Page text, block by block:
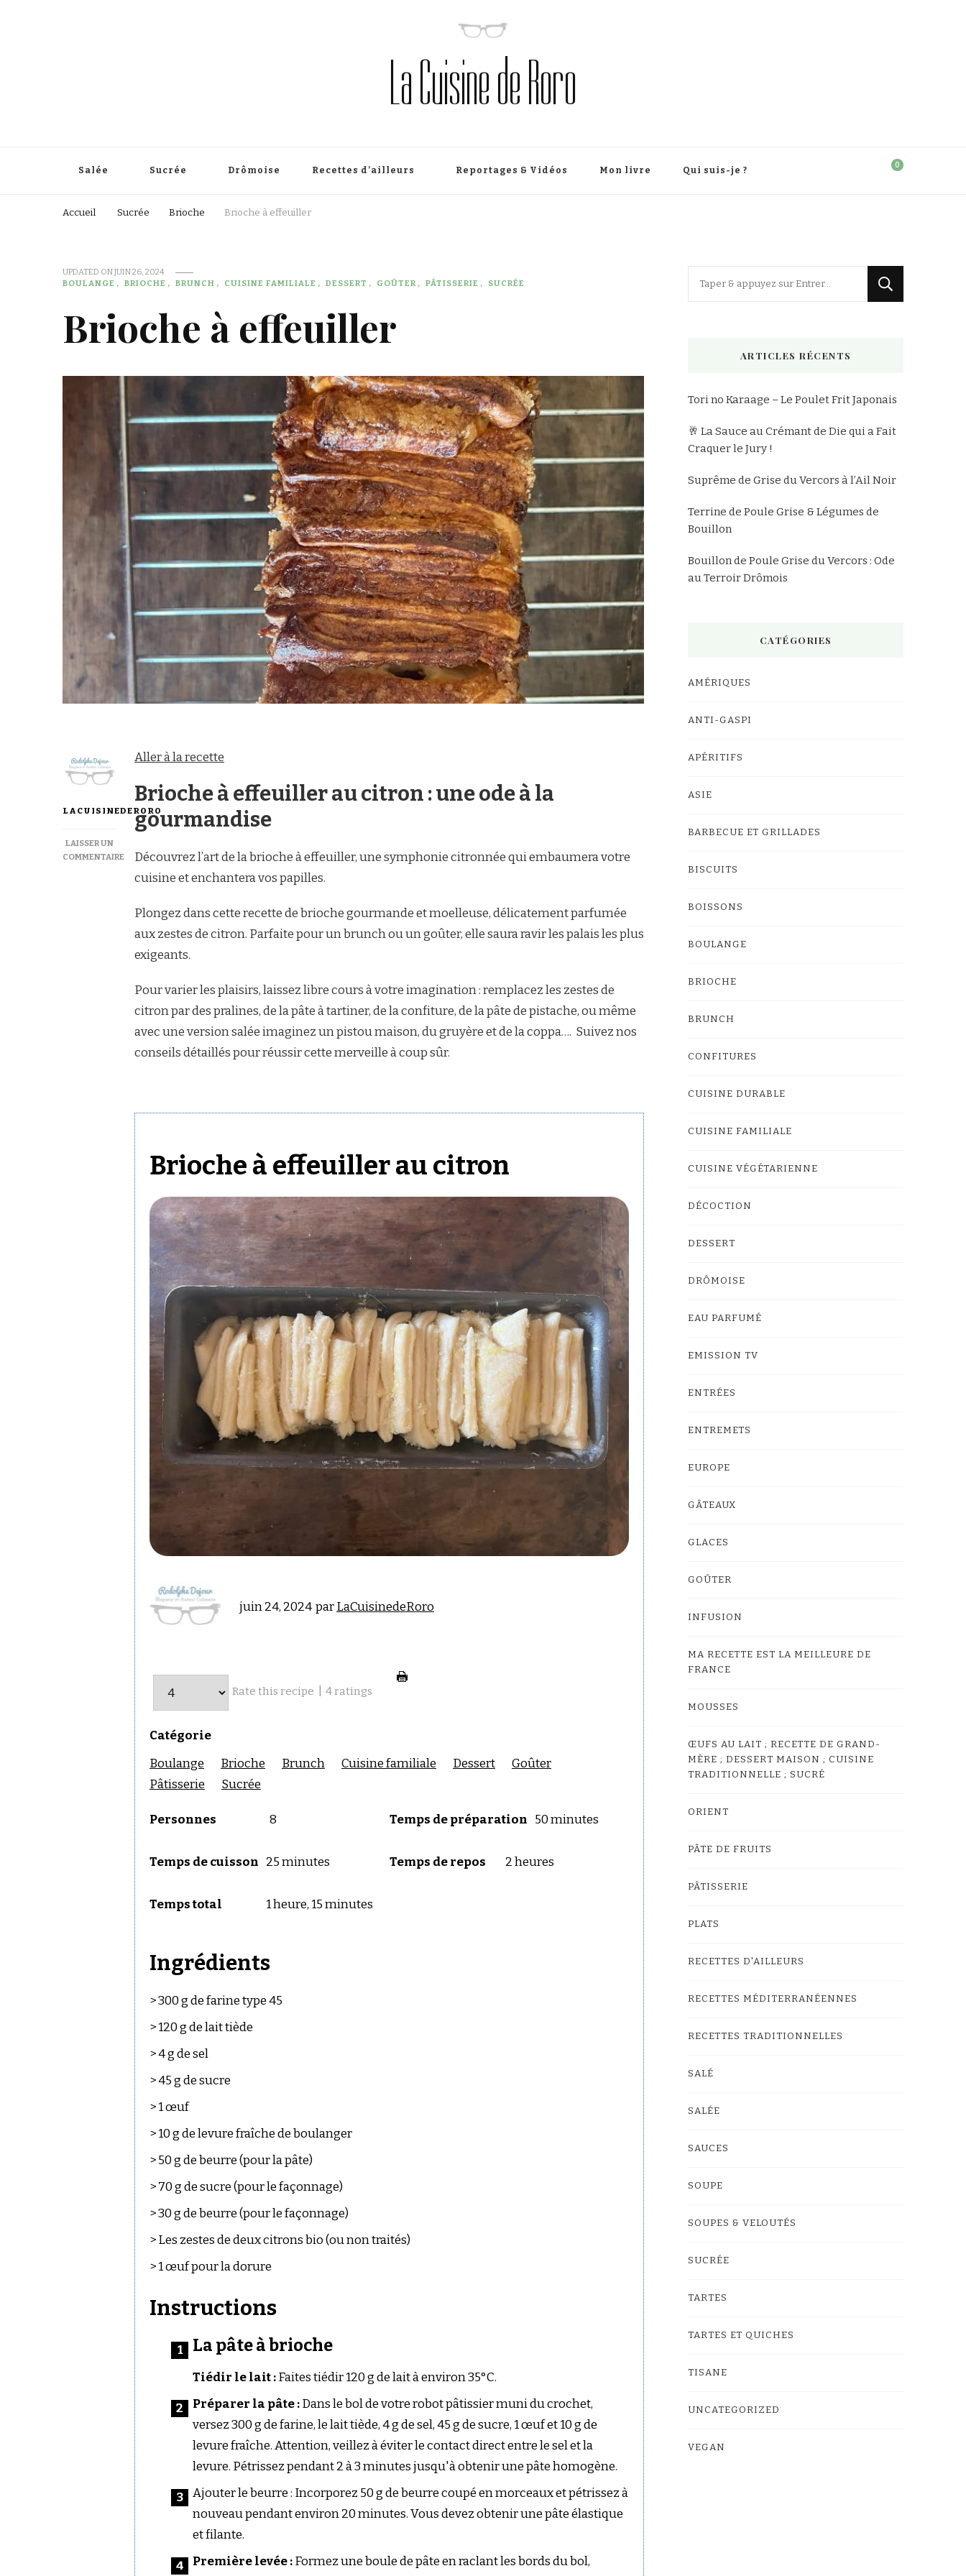
La Cuisine de Roro
Salée Sucrée Drômoise Recettes d’ailleurs Reportages & Vidéos Mon livre Qui suis-je ?
0
Accueil Sucrée Brioche Brioche à effeuiller
UPDATED ONJUIN 26, 2024
BOULANGE
BRIOCHE BRUNCH CUISINE FAMILIALE DESSERT GOÛTER PÂTISSERIE SUCRÉE
Brioche à effeuiller
LACUISINEDERORO
LAISSER UN
COMMENTAIRE
EFFEUILLER
Aller à la recette
Brioche à effeuiller au citron : une ode à la
gourmandise
Découvrez l’art de la brioche à effeuiller, une symphonie citronnée qui embaumera votre
cuisine et enchantera vos papilles.
Plongez dans cette recette de brioche gourmande et moelleuse, délicatement parfumée
aux zestes de citron. Parfaite pour un brunch ou un goûter, elle saura ravir les palais les plus
exigeants.
Pour varier les plaisirs, laissez libre cours à votre imagination : remplacez les zestes de
citron par des pralines, de la pâte à tartiner, de la confiture, de la pâte de pistache, ou même
avec une version salée imaginez un pistou maison, du gruyère et de la coppa…. Suivez nos
conseils détaillés pour réussir cette merveille à coup sûr.
Brioche à effeuiller au citron
juin 24, 2024 parLaCuisinedeRoro
Rate this recipe 4ratings
Catégorie
Boulange
Brioche Brunch Cuisine familiale Dessert
Goûter
Pâtisserie
Sucrée
Personnes 8 Temps de préparation 50 minutes
Temps de cuisson 25 minutes Temps de repos 2 heures
Temps total 1 heure, 15 minutes
Ingrédients
> 300 g de farine type 45
> 120 g de lait tiède
> 4 g de sel
> 45 g de sucre
> 1 œuf
> 10 g de levure fraîche de boulanger
> 50 g de beurre (pour la pâte)
> 70 g de sucre (pour le façonnage)
> 30 g de beurre (pour le façonnage)
> Les zestes de deux citrons bio (ou non traités)
> 1 œuf pour la dorure
Instructions
La pâte à brioche
Tiédir le lait :Faites tiédir 120 g de lait à environ 35°C.
Préparer la pâte :Dans le bol de votre robot pâtissier muni du crochet,
versez 300 g de farine, le lait tiède, 4 g de sel, 45 g de sucre, 1 œuf et 10 g de
levure fraîche. Attention, veillez à éviter le contact direct entre le sel et la
levure. Pétrissez pendant 2 à 3 minutes jusqu'à obtenir une pâte homogène.
Ajouter le beurre : Incorporez 50 g de beurre coupé en morceaux et pétrissez à
nouveau pendant environ 20 minutes. Vous devez obtenir une pâte élastique
et filante.
Première levée :Formez une boule de pâte en raclant les bords du bol,
ARTICLES RÉCENTS
Tori no Karaage – Le Poulet Frit Japonais
🥂 La Sauce au Crémant de Die qui a Fait
Craquer le Jury !
Suprême de Grise du Vercors à l’Ail Noir
Terrine de Poule Grise & Légumes de
Bouillon
Bouillon de Poule Grise du Vercors : Ode
au Terroir Drômois
CATÉGORIES
AMÉRIQUES
ANTI-GASPI
APÉRITIFS
ASIE
BARBECUE ET GRILLADES
BISCUITS
BOISSONS
BOULANGE
BRIOCHE
BRUNCH
CONFITURES
CUISINE DURABLE
CUISINE FAMILIALE
CUISINE VÉGÉTARIENNE
DÉCOCTION
DESSERT
DRÔMOISE
EAU PARFUMÉ
EMISSION TV
ENTRÉES
ENTREMETS
EUROPE
GÂTEAUX
GLACES
GOÛTER
INFUSION
MA RECETTE EST LA MEILLEURE DE
FRANCE
MOUSSES
ŒUFS AU LAIT ; RECETTE DE GRAND-
MÈRE ; DESSERT MAISON ; CUISINE
TRADITIONNELLE ; SUCRÉ
ORIENT
PÂTE DE FRUITS
PÂTISSERIE
PLATS
RECETTES D'AILLEURS
RECETTES MÉDITERRANÉENNES
RECETTES TRADITIONNELLES
SALÉ
SALÉE
SAUCES
SOUPE
SOUPES & VELOUTÉS
SUCRÉE
TARTES
TARTES ET QUICHES
TISANE
UNCATEGORIZED
VEGAN